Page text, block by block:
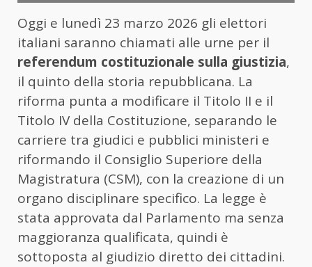
Oggi e lunedì 23 marzo 2026 gli elettori
italiani saranno chiamati alle urne per il
referendum costituzionale sulla giustizia,
il quinto della storia repubblicana. La
riforma punta a modificare il Titolo II e il
Titolo IVdella Costituzione, separando le
carriere tra giudici e pubblici ministeri e
riformando il Consiglio Superiore della
Magistratura (CSM), con la creazione di un
organo disciplinare specifico. La legge è
stata approvata dal Parlamento ma senza
maggioranza qualificata, quindi è
sottoposta al giudizio diretto dei cittadini.